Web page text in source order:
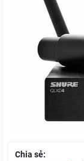
Chia sẻ: